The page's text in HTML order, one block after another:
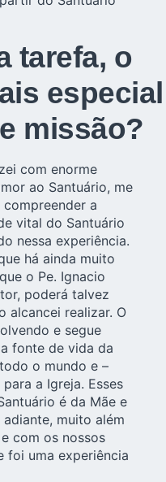
tarefa, o
especial
missão?
com enorme
ao Santuário, me
a
vital do Santuário
nessa experiência.
há ainda muito
o Pe. Ignacio
poderá talvez
alcancei realizar. O
e segue
fonte de vida da
todo o mundo e –
para a Igreja. Esses
é da Mãe e
muito além
com os nossos
foi uma experiência